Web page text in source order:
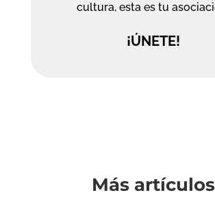
cultura, esta es tu
¡ÚNETE!
Más artículos